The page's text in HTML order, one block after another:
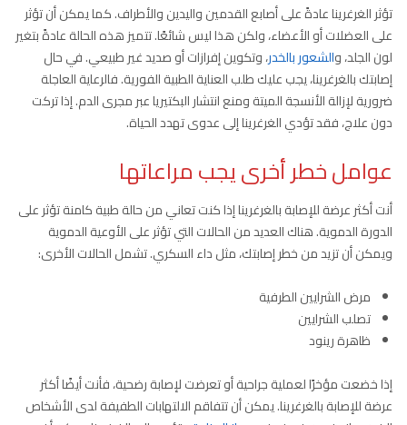
تؤثر الغرغرينا عادةً على أصابع القدمين واليدين والأطراف. كما يمكن أن تؤثر
على العضلات أو الأعضاء، ولكن هذا ليس شائعًا. تتميز هذه الحالة عادةً بتغير
لون الجلد، والشعور بالخدر، وتكوين إفرازات أو صديد غير طبيعي. في حال
إصابتك بالغرغرينا، يجب عليك طلب العناية الطبية الفورية. فالرعاية العاجلة
ضرورية لإزالة الأنسجة الميتة ومنع انتشار البكتيريا عبر مجرى الدم. إذا تركت
دون علاج، فقد تؤدي الغرغرينا إلى عدوى تهدد الحياة.
عوامل خطر أخرى يجب مراعاتها
أنت أكثر عرضة للإصابة بالغرغرينا إذا كنت تعاني من حالة طبية كامنة تؤثر على
الدورة الدموية. هناك العديد من الحالات التي تؤثر على الأوعية الدموية
ويمكن أن تزيد من خطر إصابتك، مثل داء السكري. تشمل الحالات الأخرى:
مرض الشرايين الطرفية
تصلب الشرايين
ظاهرة رينود
إذا خضعت مؤخرًا لعملية جراحية أو تعرضت لإصابة رضحية، فأنت أيضًا أكثر
عرضة للإصابة بالغرغرينا. يمكن أن تتفاقم الالتهابات الطفيفة لدى الأشخاص